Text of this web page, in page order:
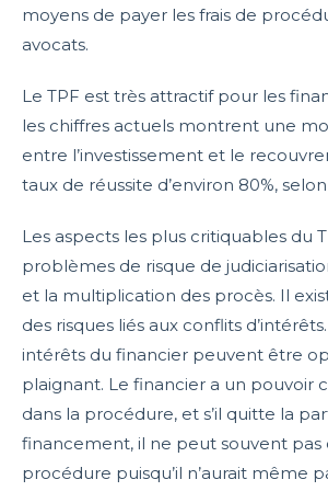
moyens de payer les frais de
avocats.
Le TPF est très attractif pour les
les chiffres actuels montrent une
entre l’investissement et le
taux de réussite d’environ 80%,
Les aspects les plus critiquables du
problèmes de risque de
et la multiplication des procès. Il
des risques liés aux conflits
intérêts du financier peuvent être
plaignant. Le financier a un pouvoir
dans la procédure, et s’il quitte la
financement, il ne peut souvent pas
procédure puisqu’il n’aurait même